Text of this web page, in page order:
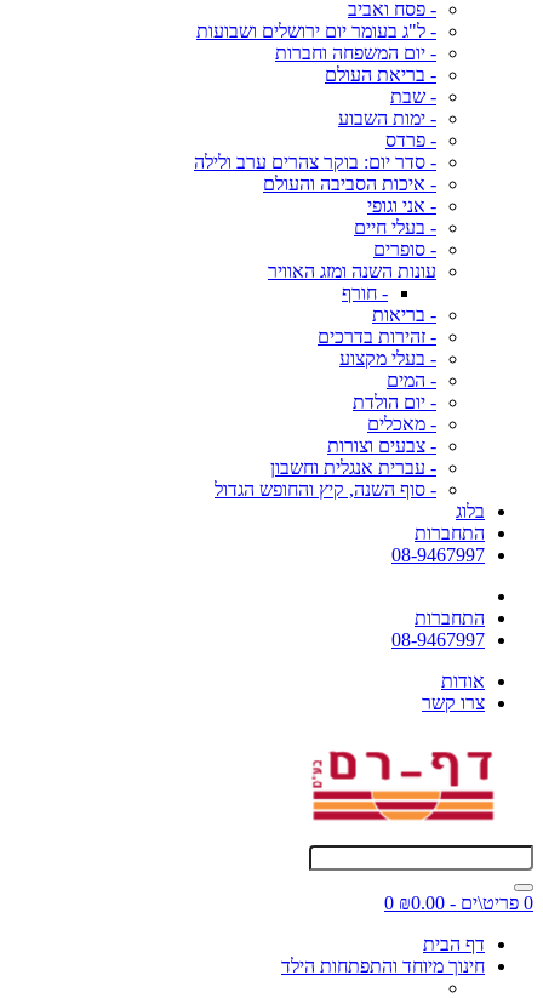
- פסח ואביב
- ל"ג בעומר יום ירושלים ושבועות
- יום המשפחה וחברות
- בריאת העולם
- שבת
- ימות השבוע
- פרדס
- סדר יום: בוקר צהרים ערב ולילה
- איכות הסביבה והעולם
- אני וגופי
- בעלי חיים
- סופרים
עונות השנה ומזג האוויר
- חורף
- בריאות
- זהירות בדרכים
- בעלי מקצוע
- המים
- יום הולדת
- מאכלים
- צבעים וצורות
- עברית אנגלית וחשבון
- סוף השנה, קיץ והחופש הגדול
בלוג
התחברות
08-9467997
התחברות
08-9467997
אודות
צרו קשר
0 פריט\ים - ₪0.00
0
דף הבית
חינוך מיוחד והתפתחות הילד